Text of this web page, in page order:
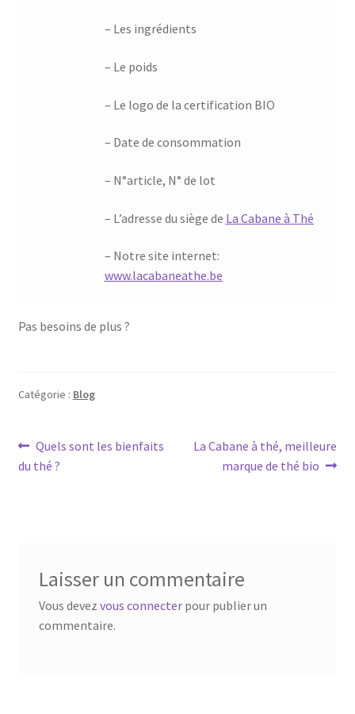
– Les ingrédients
– Le poids
– Le logo de la certification BIO
– Date de consommation
– N°article, N° de lot
– L’adresse du siège de La Cabane à Thé
– Notre site internet:
www.lacabaneathe.be
Pas besoins de plus ?
Catégorie : Blog
Navigation
de
Article
précédent :
Quels sont les bienfaits
du thé ?‌
Article
suivant :
La Cabane à thé, meilleure
marque de thé bio
Laisser un commentaire
Vous devez vous connecterpour publier un
commentaire.